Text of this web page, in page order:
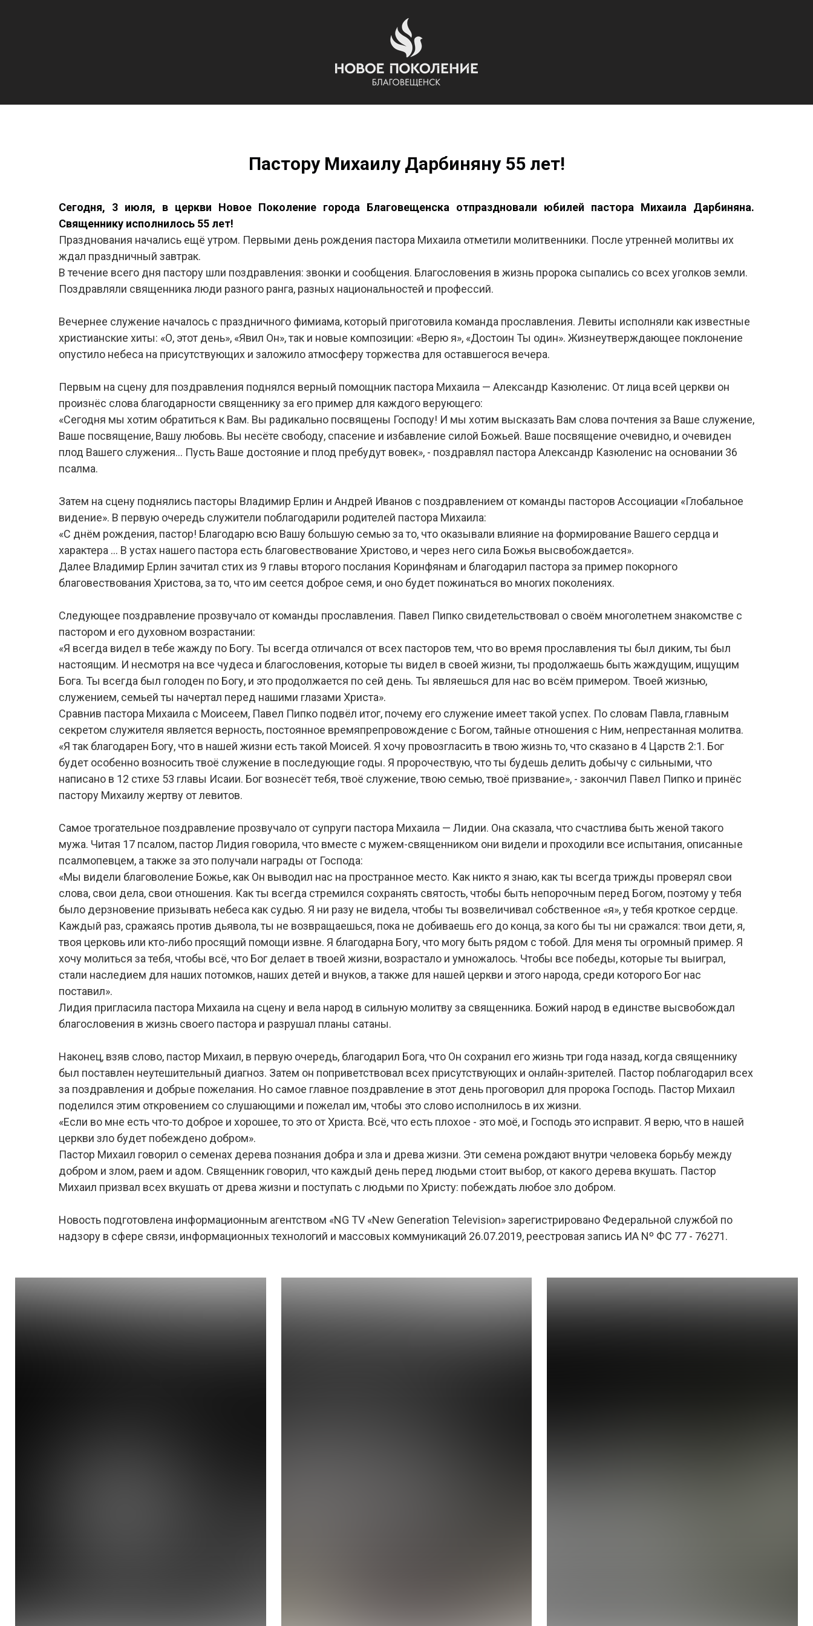
Пастору Михаилу Дарбиняну 55 лет!
Сегодня, 3 июля, в церкви Новое Поколение города Благовещенска отпраздновали юбилей пастора Михаила Дарбиняна.
Священнику исполнилось 55 лет!
Празднования начались ещё утром. Первыми день рождения пастора Михаила отметили молитвенники. После утренней молитвы их
ждал праздничный завтрак.
В течение всего дня пастору шли поздравления: звонки и сообщения. Благословения в жизнь пророка сыпались со всех уголков земли.
Поздравляли священника люди разного ранга, разных национальностей и профессий.
Вечернее служение началось с праздничного фимиама, который приготовила команда прославления. Левиты исполняли как известные
христианские хиты: «О, этот день», «Явил Он», так и новые композиции: «Верю я», «Достоин Ты один». Жизнеутверждающее поклонение
опустило небеса на присутствующих и заложило атмосферу торжества для оставшегося вечера.
Первым на сцену для поздравления поднялся верный помощник пастора Михаила — Александр Казюленис. От лица всей церкви он
произнёс слова благодарности священнику за его пример для каждого верующего:
«Сегодня мы хотим обратиться к Вам. Вы радикально посвящены Господу! И мы хотим высказать Вам слова почтения за Ваше служение,
Ваше посвящение, Вашу любовь. Вы несёте свободу, спасение и избавление силой Божьей. Ваше посвящение очевидно, и очевиден
плод Вашего служения… Пусть Ваше достояние и плод пребудут вовек», - поздравлял пастора Александр Казюленис на основании 36
псалма.
Затем на сцену поднялись пасторы Владимир Ерлин и Андрей Иванов с поздравлением от команды пасторов Ассоциации «Глобальное
видение». В первую очередь служители поблагодарили родителей пастора Михаила:
«С днём рождения, пастор! Благодарю всю Вашу большую семью за то, что оказывали влияние на формирование Вашего сердца и
характера … В устах нашего пастора есть благовествование Христово, и через него сила Божья высвобождается».
Далее Владимир Ерлин зачитал стих из 9 главы второго послания Коринфянам и благодарил пастора за пример покорного
благовествования Христова, за то, что им сеется доброе семя, и оно будет пожинаться во многих поколениях.
Следующее поздравление прозвучало от команды прославления. Павел Пипко свидетельствовал о своём многолетнем знакомстве с
пастором и его духовном возрастании:
«Я всегда видел в тебе жажду по Богу. Ты всегда отличался от всех пасторов тем, что во время прославления ты был диким, ты был
настоящим. И несмотря на все чудеса и благословения, которые ты видел в своей жизни, ты продолжаешь быть жаждущим, ищущим
Бога. Ты всегда был голоден по Богу, и это продолжается по сей день. Ты являешься для нас во всём примером. Твоей жизнью,
служением, семьей ты начертал перед нашими глазами Христа».
Сравнив пастора Михаила с Моисеем, Павел Пипко подвёл итог, почему его служение имеет такой успех. По словам Павла, главным
секретом служителя является верность, постоянное времяпрепровождение с Богом, тайные отношения с Ним, непрестанная молитва.
«Я так благодарен Богу, что в нашей жизни есть такой Моисей. Я хочу провозгласить в твою жизнь то, что сказано в 4 Царств 2:1. Бог
будет особенно возносить твоё служение в последующие годы. Я пророчествую, что ты будешь делить добычу с сильными, что
написано в 12 стихе 53 главы Исаии. Бог вознесёт тебя, твоё служение, твою семью, твоё призвание», - закончил Павел Пипко и принёс
пастору Михаилу жертву от левитов.
Самое трогательное поздравление прозвучало от супруги пастора Михаила — Лидии. Она сказала, что счастлива быть женой такого
мужа. Читая 17 псалом, пастор Лидия говорила, что вместе с мужем-священником они видели и проходили все испытания, описанные
псалмопевцем, а также за это получали награды от Господа:
«Мы видели благоволение Божье, как Он выводил нас на пространное место. Как никто я знаю, как ты всегда трижды проверял свои
слова, свои дела, свои отношения. Как ты всегда стремился сохранять святость, чтобы быть непорочным перед Богом, поэтому у тебя
было дерзновение призывать небеса как судью. Я ни разу не видела, чтобы ты возвеличивал собственное «я», у тебя кроткое сердце.
Каждый раз, сражаясь против дьявола, ты не возвращаешься, пока не добиваешь его до конца, за кого бы ты ни сражался: твои дети, я,
твоя церковь или кто-либо просящий помощи извне. Я благодарна Богу, что могу быть рядом с тобой. Для меня ты огромный пример. Я
хочу молиться за тебя, чтобы всё, что Бог делает в твоей жизни, возрастало и умножалось. Чтобы все победы, которые ты выиграл,
стали наследием для наших потомков, наших детей и внуков, а также для нашей церкви и этого народа, среди которого Бог нас
поставил».
Лидия пригласила пастора Михаила на сцену и вела народ в сильную молитву за священника. Божий народ в единстве высвобождал
благословения в жизнь своего пастора и разрушал планы сатаны.
Наконец, взяв слово, пастор Михаил, в первую очередь, благодарил Бога, что Он сохранил его жизнь три года назад, когда священнику
был поставлен неутешительный диагноз. Затем он поприветствовал всех присутствующих и онлайн-зрителей. Пастор поблагодарил всех
за поздравления и добрые пожелания. Но самое главное поздравление в этот день проговорил для пророка Господь. Пастор Михаил
поделился этим откровением со слушающими и пожелал им, чтобы это слово исполнилось в их жизни.
«Если во мне есть что-то доброе и хорошее, то это от Христа. Всё, что есть плохое - это моё, и Господь это исправит. Я верю, что в нашей
церкви зло будет побеждено добром».
Пастор Михаил говорил о семенах дерева познания добра и зла и древа жизни. Эти семена рождают внутри человека борьбу между
добром и злом, раем и адом. Священник говорил, что каждый день перед людьми стоит выбор, от какого дерева вкушать. Пастор
Михаил призвал всех вкушать от древа жизни и поступать с людьми по Христу: побеждать любое зло добром.
Новость подготовлена информационным агентством «NG TV «New Generation Television» зарегистрировано Федеральной службой по
надзору в сфере связи, информационных технологий и массовых коммуникаций 26.07.2019, реестровая запись ИА Nº ФС 77 - 76271.